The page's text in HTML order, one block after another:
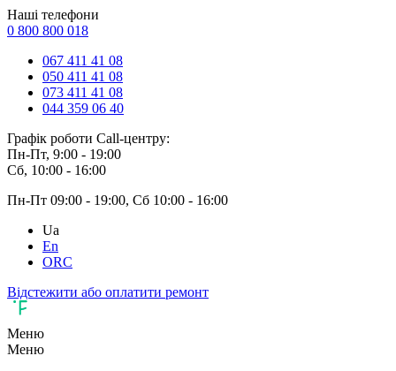
Наші телефони
0 800 800 018
067 411 41 08
050 411 41 08
073 411 41 08
044 359 06 40
Графік роботи Call-центру:
Пн-Пт, 9:00 - 19:00
Сб, 10:00 - 16:00
Пн-Пт 09:00 - 19:00, Сб 10:00 - 16:00
Ua
En
ORC
Відстежити або оплатити ремонт
Меню
Меню